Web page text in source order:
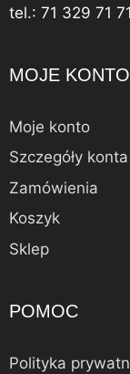
tel.: 71 329 71 71
MOJE KONTO
Moje konto
Szczegóły konta
Zamówienia
Koszyk
Sklep
POMOC
Polityka